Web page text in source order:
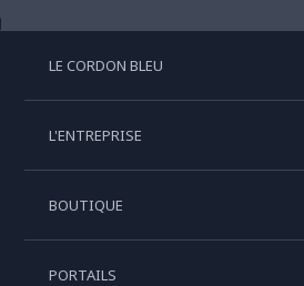
LE CORDON BLEU
L'ENTREPRISE
BOUTIQUE
PORTAILS